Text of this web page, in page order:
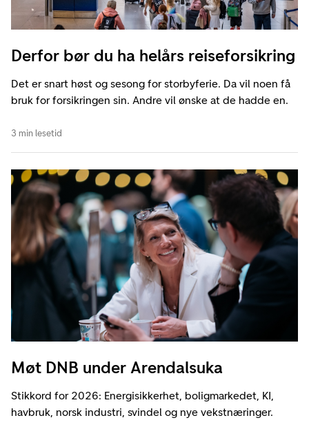
Derfor bør du ha helårs reiseforsikring
Det er snart høst og sesong for storbyferie. Da vil noen få
bruk for forsikringen sin. Andre vil ønske at de hadde en.
3 min lesetid
Møt DNB under Arendalsuka
Stikkord for 2026: Energisikkerhet, boligmarkedet, KI,
havbruk, norsk industri, svindel og nye vekstnæringer.